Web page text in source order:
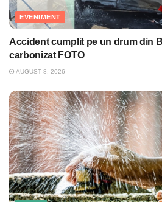
EVENIMENT
Accident cumplit pe un drum din
carbonizat FOTO
AUGUST 8, 2026